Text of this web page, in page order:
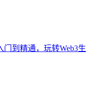
到精通，玩转Web3生